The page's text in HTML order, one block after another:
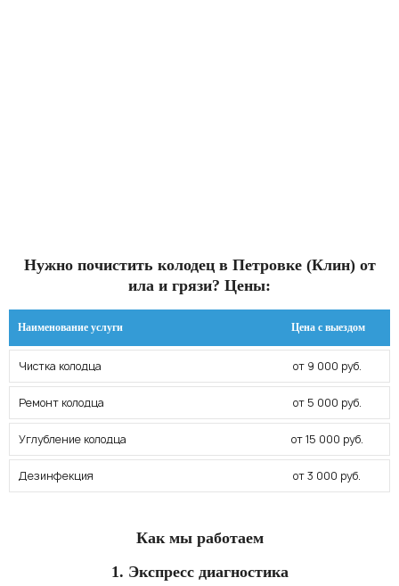
Нужно почистить колодец в Петровке (Клин) от
ила и грязи? Цены:
Наименование услуги Цена с выездом
Чистка колодца от 9 000 руб.
Ремонт колодца от 5 000 руб.
Углубление колодца от 15 000 руб.
Дезинфекция от 3 000 руб.
Как мы работаем
1. Экспресс диагностика